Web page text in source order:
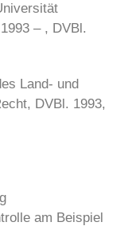
– , DVBl.
Land- und
DVBl. 1993,
am Beispiel